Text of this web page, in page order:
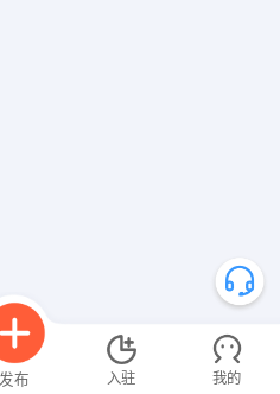
发布 入驻 我的